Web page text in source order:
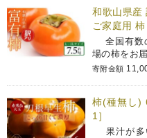
和歌山県産
ご家庭用
全国有数
場の柿をお
寄附金額
柿(種無し)
1］
果汁が多